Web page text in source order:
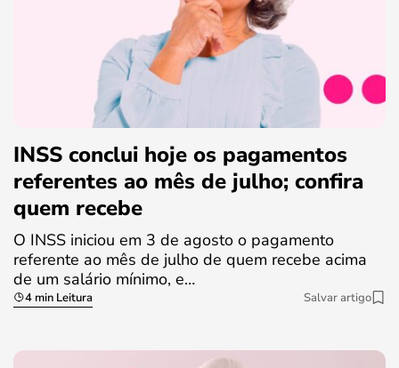
INSS conclui hoje os pagamentos
referentes ao mês de julho; confira
quem recebe
O INSS iniciou em 3 de agosto o pagamento
referente ao mês de julho de quem recebe acima
de um salário mínimo, e…
4 min Leitura Salvar artigo